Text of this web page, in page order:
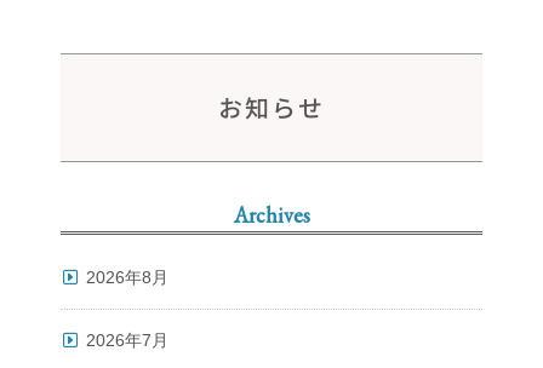
お知らせ
Archives
2026年8月
2026年7月